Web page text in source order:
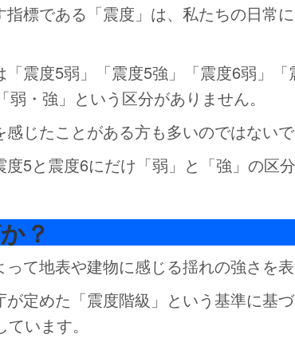
指標である「震度」は、私たちの日常
「震度5弱」「震度5強」「震度6弱」
弱・強」という区分がありません。
感じたことがある方も多いのではない
度5と震度6にだけ「弱」と「強」の区
？
て地表や建物に感じる揺れの強さを表
が定めた「震度階級」という基準に基
います。